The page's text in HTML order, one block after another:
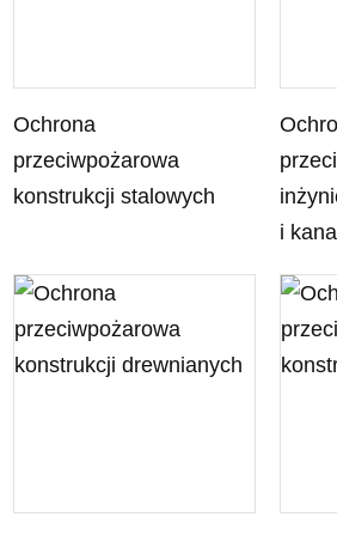
Ochrona
przeciwpożarowa
konstrukcji stalowych
i